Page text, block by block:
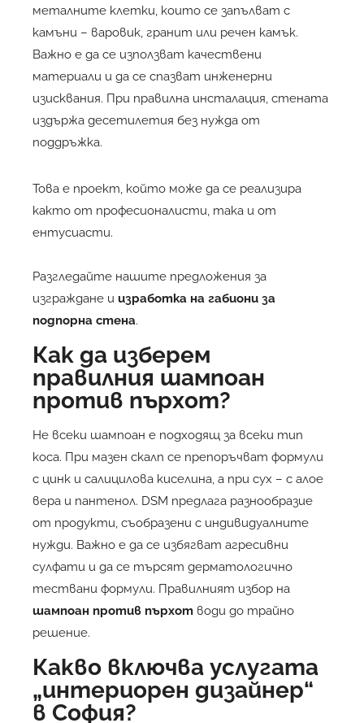
металните клетки, които се запълват с
камъни – варовик, гранит или речен камък.
Важно е да се използват качествени
материали и да се спазват инженерни
изисквания. При правилна инсталация, стената
издържа десетилетия без нужда от
поддръжка.
Това е проект, който може да се реализира
както от професионалисти, така и от
ентусиасти.
Разгледайте нашите предложения за
изграждане и изработка на габиони за
подпорна стена.
Как да изберем
правилния шампоан
против пърхот?
Не всеки шампоан е подходящ за всеки тип
коса. При мазен скалп се препоръчват формули
с цинк и салицилова киселина, а при сух – с алое
вера и пантенол. DSM предлага разнообразие
от продукти, съобразени с индивидуалните
нужди. Важно е да се избягват агресивни
сулфати и да се търсят дерматологично
тествани формули. Правилният избор на
шампоан против пърхот води до трайно
решение.
Какво включва услугата
„интериорен дизайнер“
в София?